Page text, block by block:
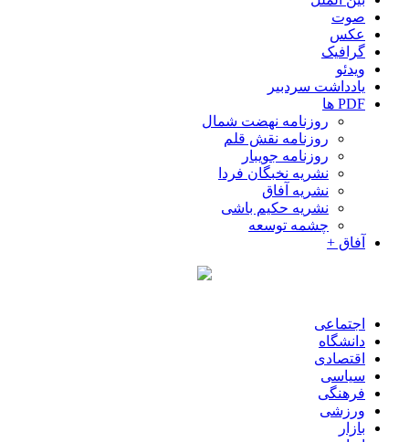
صوت
عکس
گرافیک
ویدئو
یادداشت سردبیر
PDF ها
روزنامه نهضت شمال
روزنامه نقش قلم
روزنامه جویبار
نشریه نخبگان فردا
نشریه آفاق
نشریه حکیم باشی
چشمه توسعه
آفاق +
اجتماعی
دانشگاه
اقتصادی
سیاسی
فرهنگی
ورزشی
بازار